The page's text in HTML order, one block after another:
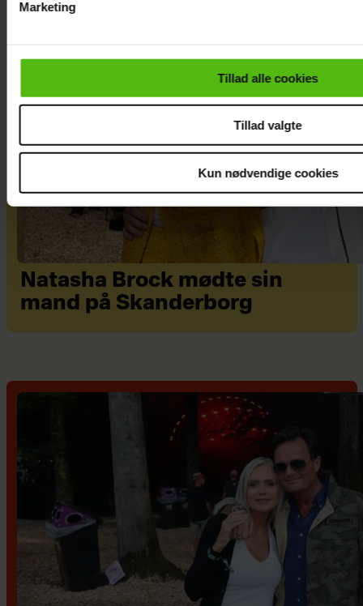
cookiepolitik.
Marketing
Tillad alle cookies
Tillad valgte
Kun nødvendige cookies
Natasha Brock mødte sin
mand på Skanderborg